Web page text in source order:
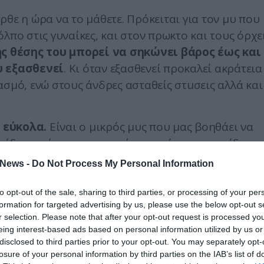
- Do Not Process My Personal Information
opt-out of the sale, sharing to third parties, or processing of your
for targeted advertising by us, please use the below opt-out
selection. Please note that after your opt-out request is processed
interest-based ads based on personal information utilized by us
to third parties prior to your opt-out. You may separately
of your personal information by third parties on the IAB’s list of
η ώρα να το μάθετε. Πρόκειται για τον μυ που
στις γυναίκες, και στον πρωκτο και τους
θέσης του μπορεί να σηκώνει βάρος έως και
εξασθενεί. Κι όταν εξασθενεί προκαλεί ακράτεια
ενώ στους άνδρες ασταθείς στuσεις αλλά και
Είναι ο μικρός μυς που μας βοηθάει να
ώστε να μπορούμε να κάνουμε την ίδια
είναι απλή και περιλαμβάνει 20
ημερησίως.
πάρτε ένα βιβλίο, καθίστε άνετα σε μια
Τοποθετήστε το βιβλίο ανάμεσα στα γόνατα και
πρέπει να κρατάτε πάντα το βιβλίο